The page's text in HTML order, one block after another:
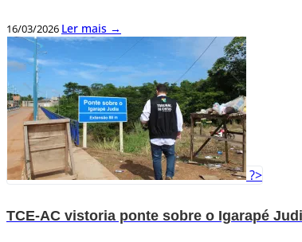
16/03/2026 Ler mais →
?>
TCE-AC vistoria ponte sobre o Igarapé